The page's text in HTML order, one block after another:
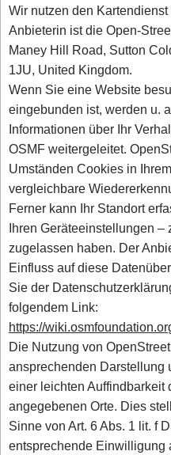
Wir nutzen den
Anbieterin ist die Open-
Maney Hill Road, Sutton
1JU, United Kingdom.
Wenn Sie eine Website
eingebunden ist, werden u.
Informationen über Ihr
OSMF weitergeleitet.
Umständen Cookies in
vergleichbare
Ferner kann Ihr Standort
Ihren Geräteeinstellungen –
zugelassen haben. Der
Einfluss auf diese
Sie der
folgendem Link:
https://
Die Nutzung von
ansprechenden Darstellung
einer leichten Auffindbarkeit
angegebenen Orte. Dies
Sinne von Art. 6 Abs. 1 lit. f
entsprechende Einwilligung